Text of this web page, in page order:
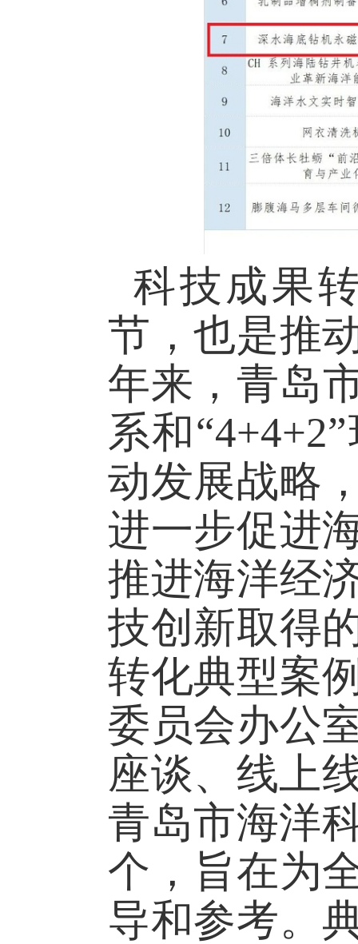
科技成果
节，也是推
年来，青岛
系和“4+4+2”
动发展战略
进一步促进
推进海洋经
技创新取得
转化典型案
委员会办公
座谈、线上
青岛市海洋
个，旨在为
导和参考。